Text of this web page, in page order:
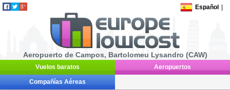
Español
Aeropuerto de Campos, Bartolomeu Lysandro (CAW)
Vuelos baratos Aeropuertos
Compañías Aéreas